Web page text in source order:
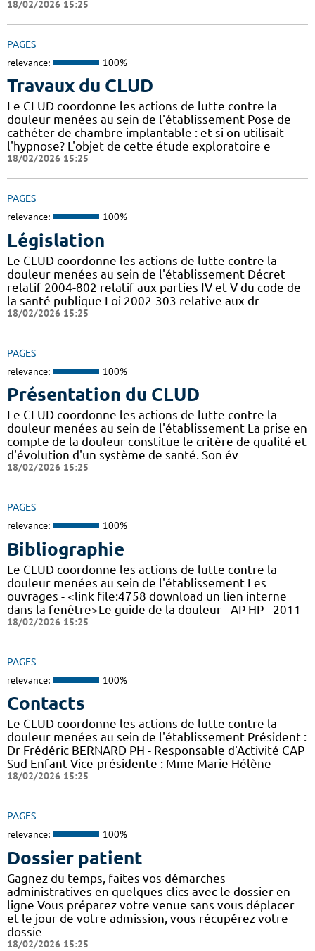
18/02/2026 15:25
PAGES
relevance: 100%
Travaux du CLUD
Le CLUD coordonne les actions de lutte contre la
douleur menées au sein de l'établissement Pose de
cathéter de chambre implantable : et si on utilisait
l'hypnose? L'objet de cette étude exploratoire e
18/02/2026 15:25
PAGES
relevance: 100%
Législation
Le CLUD coordonne les actions de lutte contre la
douleur menées au sein de l'établissement Décret
relatif 2004-802 relatif aux parties IV et V du code de
la santé publique Loi 2002-303 relative aux dr
18/02/2026 15:25
PAGES
relevance: 100%
Présentation du CLUD
Le CLUD coordonne les actions de lutte contre la
douleur menées au sein de l'établissement La prise en
compte de la douleur constitue le critère de qualité et
d'évolution d'un système de santé. Son év
18/02/2026 15:25
PAGES
relevance: 100%
Bibliographie
Le CLUD coordonne les actions de lutte contre la
douleur menées au sein de l'établissement Les
ouvrages - <link file:4758 download un lien interne
dans la fenêtre>Le guide de la douleur - AP HP - 2011
18/02/2026 15:25
PAGES
relevance: 100%
Contacts
Le CLUD coordonne les actions de lutte contre la
douleur menées au sein de l'établissement Président :
Dr Frédéric BERNARD PH - Responsable d'Activité CAP
Sud Enfant Vice-présidente : Mme Marie Hélène
18/02/2026 15:25
PAGES
relevance: 100%
Dossier patient
Gagnez du temps, faites vos démarches
administratives en quelques clics avec le dossier en
ligne Vous préparez votre venue sans vous déplacer
et le jour de votre admission, vous récupérez votre
dossie
18/02/2026 15:25